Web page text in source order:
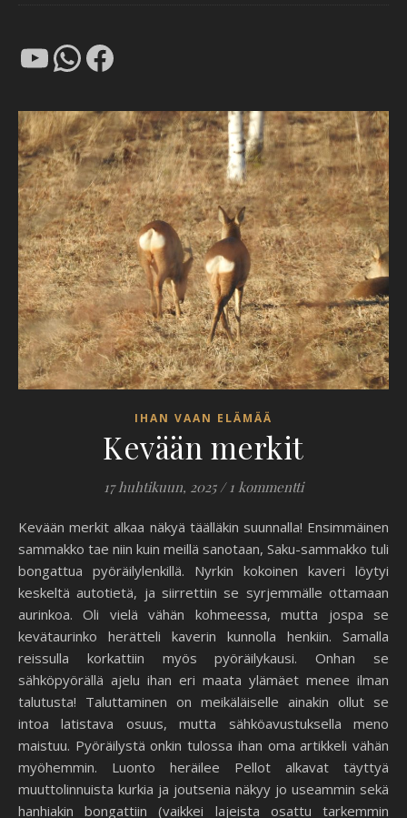
YouTubeWhatsApp
Facebook
IHAN VAAN ELÄMÄÄ
Kevään merkit
17 huhtikuun, 2025 / 1 kommentti
Kevään merkit alkaa näkyä täälläkin suunnalla! Ensimmäinen
sammakko tae niin kuin meillä sanotaan, Saku-sammakko tuli
bongattua pyöräilylenkillä. Nyrkin kokoinen kaveri löytyi
keskeltä autotietä, ja siirrettiin se syrjemmälle ottamaan
aurinkoa. Oli vielä vähän kohmeessa, mutta jospa se
kevätaurinko herätteli kaverin kunnolla henkiin. Samalla
reissulla korkattiin myös pyöräilykausi. Onhan se
sähköpyörällä ajelu ihan eri maata ylämäet menee ilman
talutusta! Taluttaminen on meikäläiselle ainakin ollut se
intoa latistava osuus, mutta sähköavustuksella meno
maistuu. Pyöräilystä onkin tulossa ihan oma artikkeli vähän
myöhemmin. Luonto heräilee Pellot alkavat täyttyä
muuttolinnuista kurkia ja joutsenia näkyy jo useammin sekä
hanhiakin bongattiin (vaikkei lajeista osattu tarkemmin